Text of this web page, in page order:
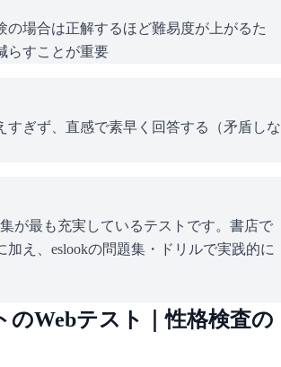
の場合は正解するほど難易度が上がるた
らすことが重要
すぎず、直感で素早く回答する（矛盾しな
が最も充実しているテストです。書店で
加え、eslookの問題集・ドリルで実践的に
のWebテスト｜性格検査の